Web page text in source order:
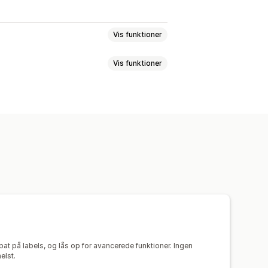
Vis funktioner
Vis funktioner
på labels, og lås op for avancerede funktioner. Ingen